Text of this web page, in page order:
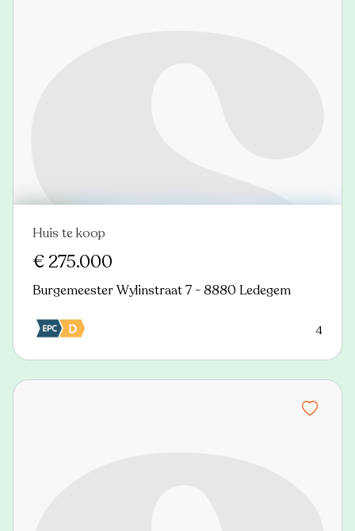
Nieuw
Huis te koop
€ 275.000
Burgemeester Wylinstraat 7 - 8880 Ledegem
4